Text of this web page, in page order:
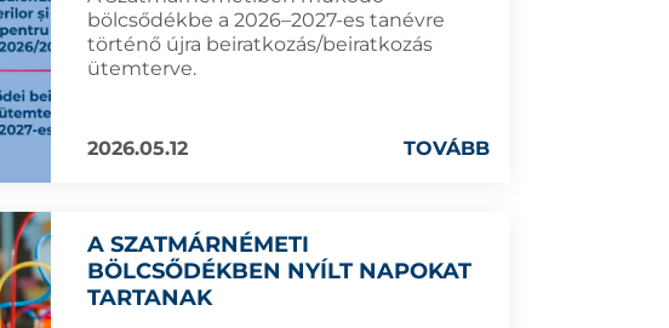
bölcsődékbe a 2026–2027-es tanévre
történő újra beiratkozás/beiratkozás
ütemterve.
2026.05.12 TOVÁBB
A SZATMÁRNÉMETI
BÖLCSŐDÉKBEN NYÍLT NAPOKAT
TARTANAK